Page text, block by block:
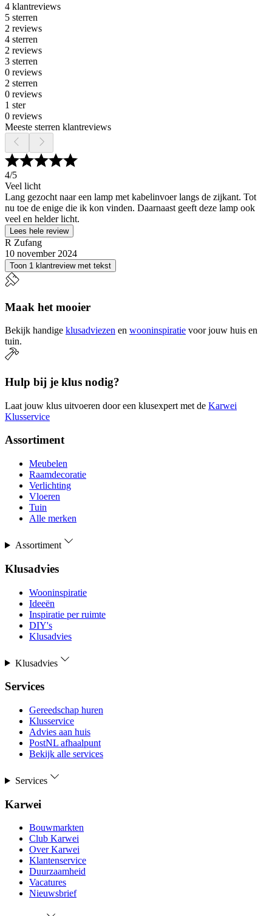
4 klantreviews
5 sterren
2 reviews
4 sterren
2 reviews
3 sterren
0 reviews
2 sterren
0 reviews
1 ster
0 reviews
Meeste sterren klantreviews
4/5
Veel licht
Lang gezocht naar een lamp met kabelinvoer langs de zijkant. Tot
nu toe de enige die ik kon vinden. Daarnaast geeft deze lamp ook
veel en helder licht.
Lees hele review
R Zufang
10 november 2024
Toon 1 klantreview met tekst
Maak het mooier
Bekijk handige klusadviezen en wooninspiratie voor jouw huis en
tuin.
Hulp bij je klus nodig?
Laat jouw klus uitvoeren door een klusexpert met de Karwei
Klusservice
Assortiment
Meubelen
Raamdecoratie
Verlichting
Vloeren
Tuin
Alle merken
Assortiment
Klusadvies
Wooninspiratie
Ideeën
Inspiratie per ruimte
DIY's
Klusadvies
Klusadvies
Services
Gereedschap huren
Klusservice
Advies aan huis
PostNL afhaalpunt
Bekijk alle services
Services
Karwei
Bouwmarkten
Club Karwei
Over Karwei
Klantenservice
Duurzaamheid
Vacatures
Nieuwsbrief